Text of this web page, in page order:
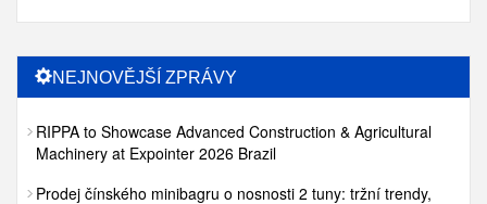
NEJNOVĚJŠÍ ZPRÁVY
RIPPA to Showcase Advanced Construction & Agricultural
Machinery at Expointer 2026 Brazil
Prodej čínského minibagru o nosnosti 2 tuny: tržní trendy,